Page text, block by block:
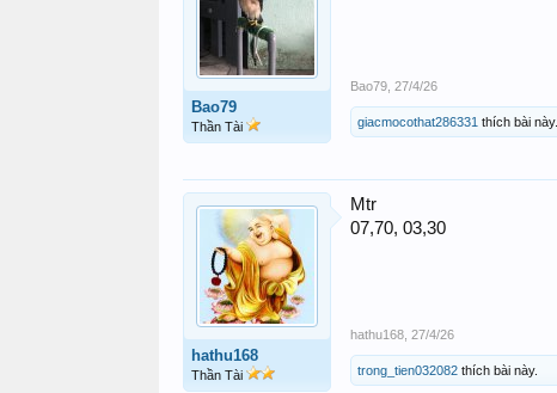
Bao79
Thần Tài
Bao79 27/4/26
giacmocothat286331 thích bài này.
hathu168
Thần Tài
Mtr
07,70, 03,30
hathu168 27/4/26
trong_tien032082 thích bài này.